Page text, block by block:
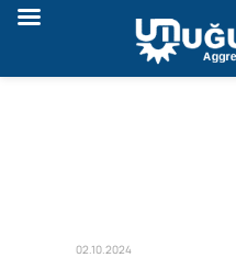
02.10.2024